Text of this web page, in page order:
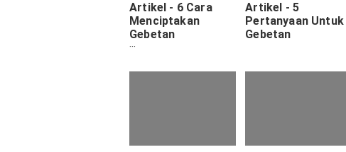
Artikel - 6 Cara
Menciptakan
Gebetan
Menyayangi Kita
Artikel - 5
Pertanyaan Untuk
Gebetan